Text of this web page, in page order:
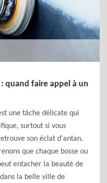
quand faire appel à un
une tâche délicate qui
surtout si vous
son éclat d'antan.
que chaque bosse ou
entacher la beauté de
la belle ville de